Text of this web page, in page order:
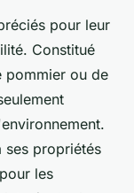
pour leur
Constitué
pommier ou de
ses propriétés
les